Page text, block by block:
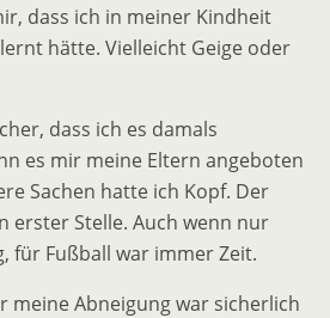
dass ich in meiner Kindheit
hätte. Vielleicht Geige oder
dass ich es damals
es mir meine Eltern angeboten
Sachen hatte ich Kopf. Der
erster Stelle. Auch wenn nur
für Fußball war immer Zeit.
meine Abneigung war sicherlich